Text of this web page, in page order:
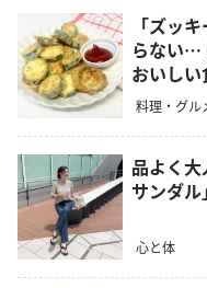
「ズッ
らない…
おいし
料理・グル
品よく
サンダ
心と体